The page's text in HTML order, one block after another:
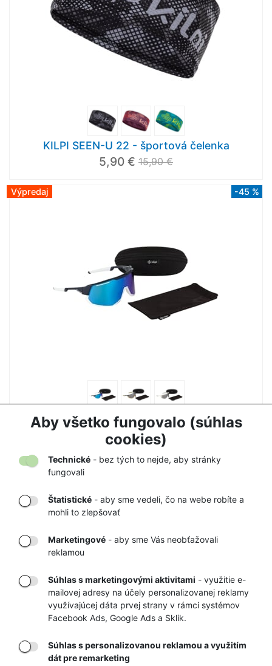
Aby všetko fungovalo (súhlas
cookies)
Technické - bez tých to nejde, aby stránky
fungovali
Štatistické - aby sme vedeli, čo na webe robíte a
mohli to zlepšovať
Marketingové - aby sme Vás neobťažovali
reklamou
Súhlas s marketingovými aktivitami - využitie e-
mailovej adresy na účely personalizovanej reklamy
využívajúcej dáta prvej strany v rámci systémov
Facebook Ads, Google Ads a Sklik.
Súhlas s personalizovanou reklamou a využitím
dát pre remarketing
KILPI SEEN-U 22 - športová čelenka
5,90 € 15,90 €
Výpredaj -45 %
KILPI ZINDY-U 23 - športové slnečné okuliare
32,90 € 59,90 €
TOVARU AŽ K
VÁM DOMOV
OBCHOD
RÝCHLE
DORUČENIE
GARANCIA
NAJNIŽŠÍCH CIEN